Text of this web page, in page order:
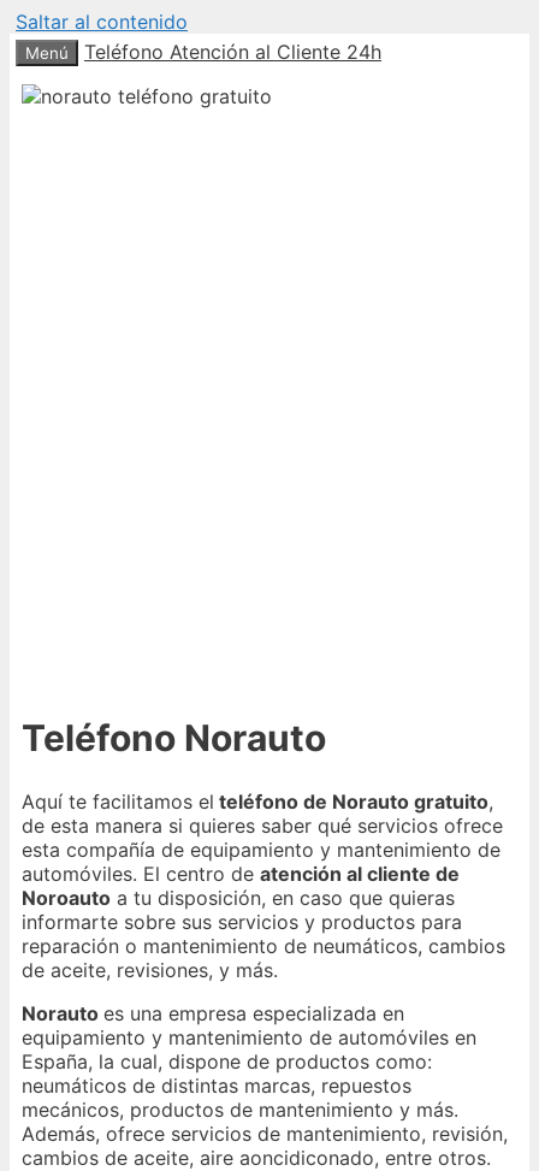
Saltar al contenido
Menú Teléfono Atención al Cliente 24h
Teléfono Norauto
Aquí te facilitamos el teléfono de Norauto gratuito,
de esta manera si quieres saber qué servicios ofrece
esta compañía de equipamiento y mantenimiento de
automóviles. El centro de atención al cliente de
Noroauto a tu disposición, en caso que quieras
informarte sobre sus servicios y productos para
reparación o mantenimiento de neumáticos, cambios
de aceite, revisiones, y más.
Norauto es una empresa especializada en
equipamiento y mantenimiento de automóviles en
España, la cual, dispone de productos como:
neumáticos de distintas marcas, repuestos
mecánicos, productos de mantenimiento y más.
Además, ofrece servicios de mantenimiento, revisión,
cambios de aceite, aire aoncidiconado, entre otros.